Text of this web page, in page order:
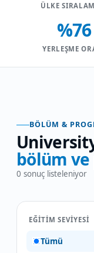
ÜLKE
%76
YERLEŞME
BÖLÜM &
bölüm
0 sonuç listeleniyor
EĞITIM SEVIYESI
Tümü